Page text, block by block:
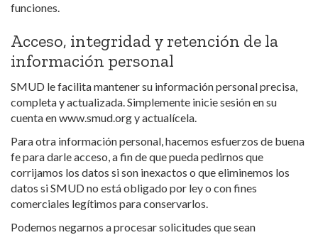
funciones.
Acceso, integridad y retención de la
información personal
SMUD le facilita mantener su información personal precisa,
completa y actualizada. Simplemente inicie sesión en su
cuenta en www.smud.org y actualícela.
Para otra información personal, hacemos esfuerzos de buena
fe para darle acceso, a fin de que pueda pedirnos que
corrijamos los datos si son inexactos o que eliminemos los
datos si SMUD no está obligado por ley o con fines
comerciales legítimos para conservarlos.
Podemos negarnos a procesar solicitudes que sean